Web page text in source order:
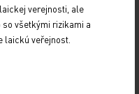
verejnosti, ale
všetkými rizikami a
laickú veřejnost.